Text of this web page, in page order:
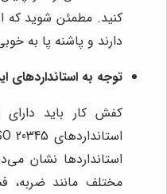
کنید. مطمئن شوید که
دارند و پاشنه پا به
توجه به استانداردهای
کفش کار باید دارای
استانداردها نشان
مختلف مانند ضربه،